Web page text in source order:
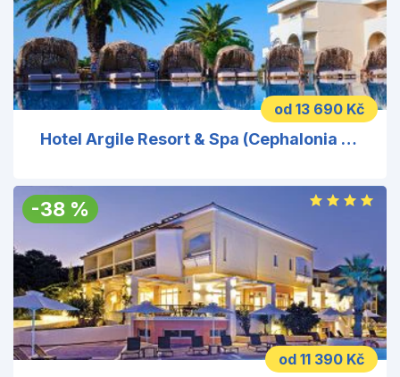
od 13 690 Kč
Hotel Argile Resort & Spa (Cephalonia Palace)
od 11 390 Kč
-38 %